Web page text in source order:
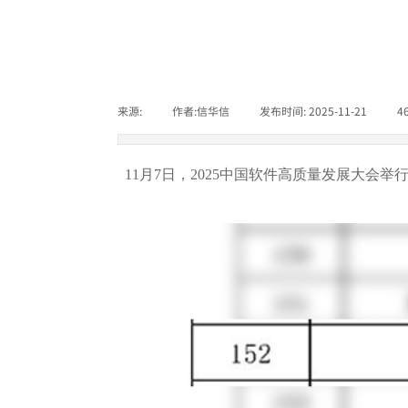
来源: 作者:信华信 发布时间:2025-11-21
11 月7日，2025中国软件高质量发展大会举